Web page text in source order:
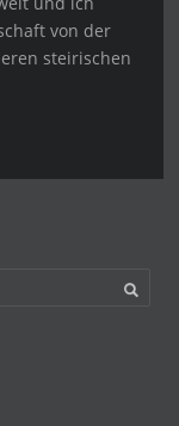
von der
steirischen